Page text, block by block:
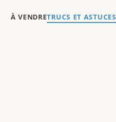
À VENDRETRUCS ET ASTUCES